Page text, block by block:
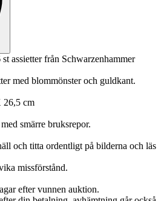
assietter från Schwarzenhammer
med blommönster och guldkant.
26,5 cm
smärre bruksrepor.
och titta ordentligt på bilderna och läs
missförstånd.
efter vunnen auktion.